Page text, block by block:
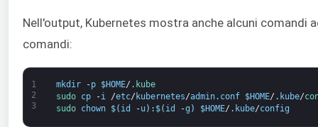
Nell'output, Kubernetes mostra anche alcuni
comandi:
1
2
3
mkdir -p $HOME/ . kube
sudo cp -i /etc/ kubernetes/admin. conf $HOME/ . kube/
sudo chown $( id -u) : $( id -g ) $HOME/ . kube/config